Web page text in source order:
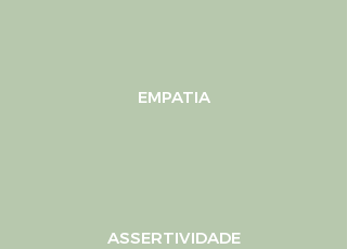
EMPATIA
ASSERTIVIDADE